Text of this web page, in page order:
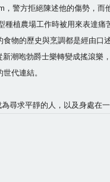
警方拒絕陳述他的傷勢，
植農場工作時被用來表達
物的歷史與烹調都是經由
潮咆勃爵士樂轉變成搖滾
代連結。
尋求平靜的人，以及身處在